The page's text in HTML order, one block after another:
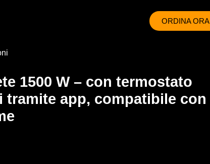
ORDINA ORA
1500 W – con termostato
tramite app, compatibile con